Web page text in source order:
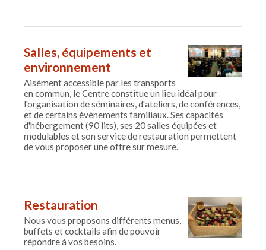
Salles, équipements et
environnement
Aisément accessible par les transports
en commun, le Centre constitue un lieu idéal pour
l'organisation de séminaires, d'ateliers, de conférences,
et de certains évènements familiaux. Ses capacités
d'hébergement (90 lits), ses 20 salles équipées et
modulables et son service de restauration permettent
de vous proposer une offre sur mesure.
Restauration
Nous vous proposons différents menus,
buffets et cocktails afin de pouvoir
répondre à vos besoins.